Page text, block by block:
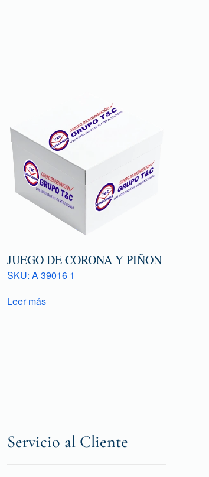
JUEGO DE CORONA Y PIÑON
SKU: A 39016 1
Leer más
Servicio al Cliente